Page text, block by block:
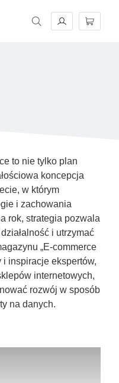
Rzetelne źródło wiedzy o
to nie tylko plan
koncepcja
w którym
i zachowania
rok, strategia pozwala
i utrzymać
„E-commerce
i inspiracje ekspertów,
internetowych,
rozwój w sposób
na danych.